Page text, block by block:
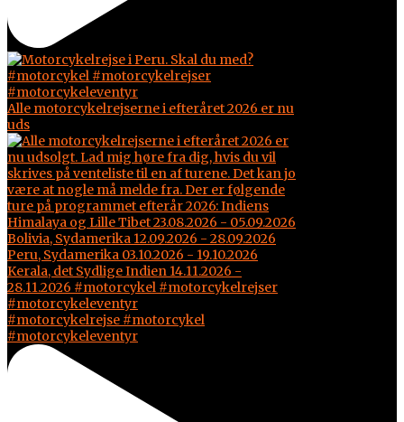
Alle motorcykelrejserne i efteråret 2026 er nu
uds
#motorcykelrejse #motorcykel
#motorcykeleventyr